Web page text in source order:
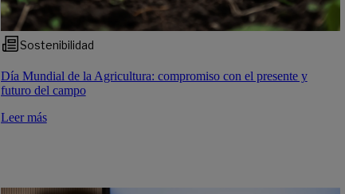
Sostenibilidad
Día Mundial de la Agricultura: compromiso con el presente y
futuro del campo
Leer más